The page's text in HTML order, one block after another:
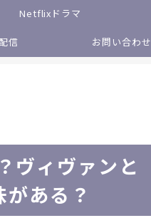
Netflixドラマ
信 お問い合わせ
ヴィヴァンと
ある？